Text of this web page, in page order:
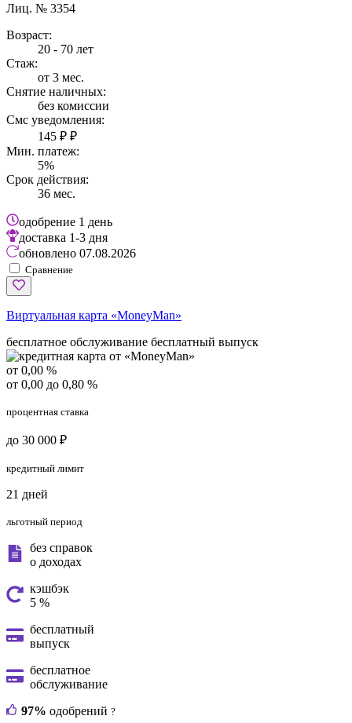
Лиц. № 3354
Возраст:
20 - 70 лет
Стаж:
от 3 мес.
Снятие наличных:
без комиссии
Смс уведомления:
145 ₽ ₽
Мин. платеж:
5%
Срок действия:
36 мес.
одобрение 1 день
доставка 1-3 дня
обновлено 07.08.2026
Сравнение
Виртуальная карта «MoneyMan»
бесплатное обслуживание бесплатный выпуск
от 0,00 %
от 0,00 до 0,80 %
процентная ставка
до 30 000 ₽
кредитный лимит
21 дней
льготный период
без справок
о доходах
кэшбэк
5 %
бесплатный
выпуск
бесплатное
обслуживание
97% одобрений ?